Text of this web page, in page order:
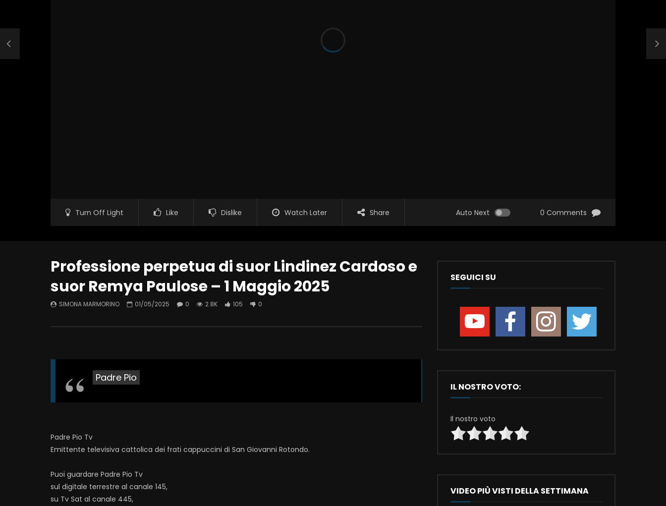
Turn Off Light Like Dislike Watch Later Share Auto Next 0 Comments
Professione perpetua di suor Lindinez Cardoso e
suor Remya Paulose – 1 Maggio 2025
SIMONA MARMORINO 01/05/2025 0 2.8K 105 0
Padre Pio
Padre Pio Tv
Emittente televisiva cattolica dei frati cappuccini di San Giovanni Rotondo.
Puoi guardare Padre Pio Tv
sul digitale terrestre al canale 145,
su Tv Sat al canale 445,
SEGUICI SU
IL NOSTRO VOTO:
Il nostro voto
VIDEO PIÙ VISTI DELLA SETTIMANA